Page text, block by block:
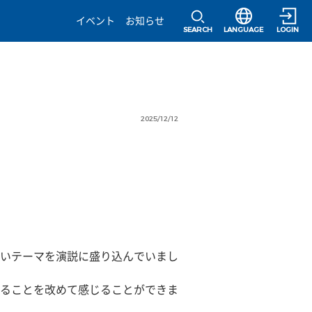
イベント お知らせ
SEARCH
選択すると言語
LANGUAGE LOGIN
2025/12/12
テーマを演説に盛り込んでいまし
ことを改めて感じることができま